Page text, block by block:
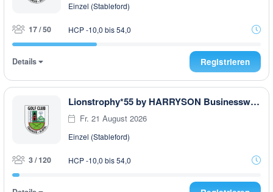
Einzel (Stableford)
17 / 50 HCP -10,0 bis 54,0
Details Registrieren
Lionstrophy*55 by HARRYSON Businesswear
Fr. 21 August 2026
Einzel (Stableford)
3 / 120 HCP -10,0 bis 54,0